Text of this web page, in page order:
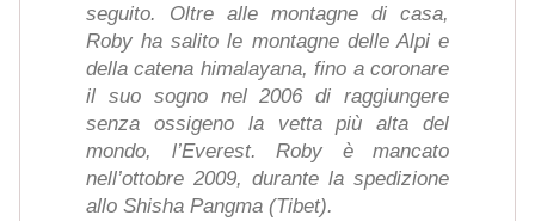
seguito. Oltre alle montagne di casa,
Roby ha salito le montagne delle Alpi e
della catena himalayana, fino a coronare
il suo sogno nel 2006 di raggiungere
senza ossigeno la vetta più alta del
mondo, l’Everest. Roby è mancato
nell’ottobre 2009, durante la spedizione
allo Shisha Pangma (Tibet).